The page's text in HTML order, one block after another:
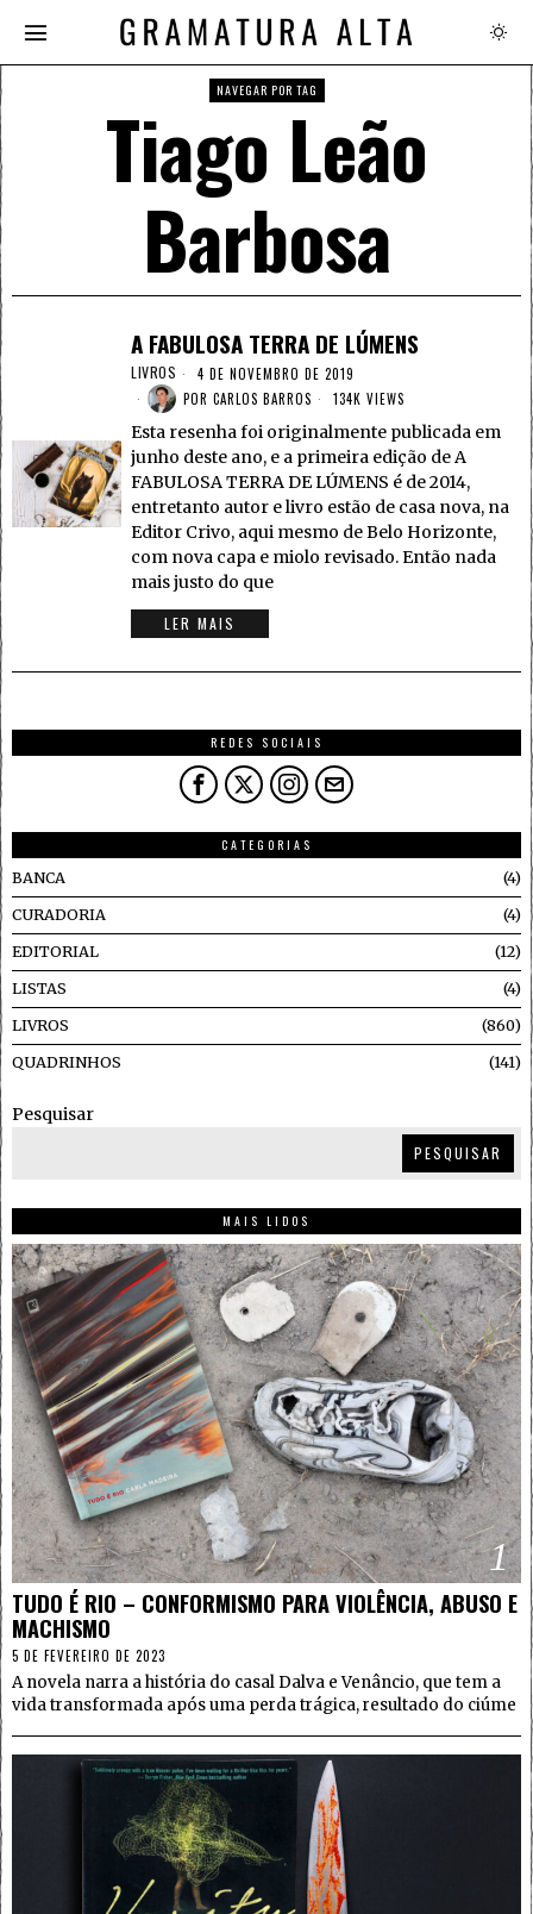
NAVEGAR POR TAG
Tiago Leão
Barbosa
A FABULOSA TERRA DE LÚMENS
LIVROS
4 DE NOVEMBRO DE 2019
POR CARLOS BARROS 134K VIEWS
Esta resenha foi originalmente publicada em
junho deste ano, e a primeira edição de A
FABULOSA TERRA DE LÚMENS é de 2014,
entretanto autor e livro estão de casa nova, na
Editor Crivo, aqui mesmo de Belo Horizonte,
com nova capa e miolo revisado. Então nada
mais justo do que
LER MAIS
REDES SOCIAIS
CATEGORIAS
BANCA
4
CURADORIA 4
EDITORIAL 12
LISTAS 4
LIVROS 860
QUADRINHOS 141
Pesquisar
PESQUISAR
MAIS LIDOS
1
TUDO É RIO – CONFORMISMO PARA VIOLÊNCIA, ABUSO E
MACHISMO
5 DE FEVEREIRO DE 2023
A novela narra a história do casal Dalva e Venâncio, que tem a
vida transformada após uma perda trágica, resultado do ciúme